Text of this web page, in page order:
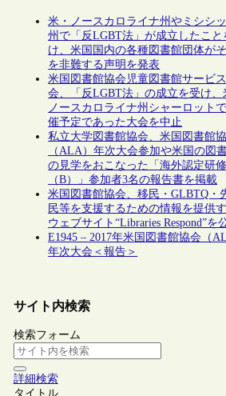
米・ノースカロライナ州やミシシ
州で「反LGBT法」が成立したこと
け、米国国内の各種図書館団体が
を非難する声明を発表
米国図書館協会児童図書館サービ
会、「反LGBT法」の成立を受け、
ノースカロライナ州シャーロット
催予定であった大会を中止
私立大学図書館協会、米国図書館
（ALA）年次大会参加や米国の図
の見学をおこなった「海外認定研修
（B）」参加者3名の報告書を掲載
米国図書館協会、移民・GLBTQ・
民等を支援するための情報を提供
ウェブサイト“Libraries Respond”を
E1945 – 2017年米国図書館協会（
年次大会＜報告＞
サイト内検索
検索フォーム
詳細検索
タイトル